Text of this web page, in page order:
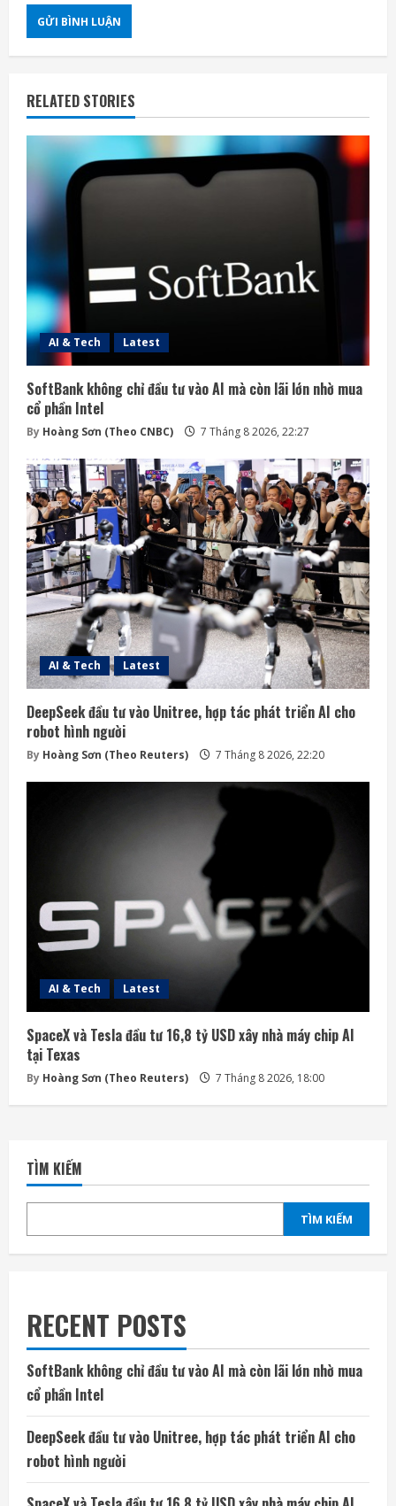
RELATED STORIES
AI & Tech Latest
SoftBank không chỉ đầu tư vào AI mà còn lãi lớn nhờ mua
cổ phần Intel
By Hoàng Sơn (Theo CNBC) 7 Tháng 8 2026, 22:27
AI & Tech Latest
DeepSeek đầu tư vào Unitree, hợp tác phát triển AI cho
robot hình người
By Hoàng Sơn (Theo Reuters) 7 Tháng 8 2026, 22:20
AI & Tech Latest
SpaceX và Tesla đầu tư 16,8 tỷ USD xây nhà máy chip AI
tại Texas
By Hoàng Sơn (Theo Reuters) 7 Tháng 8 2026, 18:00
TÌM KIẾM
TÌM KIẾM
RECENT POSTS
SoftBank không chỉ đầu tư vào AI mà còn lãi lớn nhờ mua
cổ phần Intel
DeepSeek đầu tư vào Unitree, hợp tác phát triển AI cho
robot hình người